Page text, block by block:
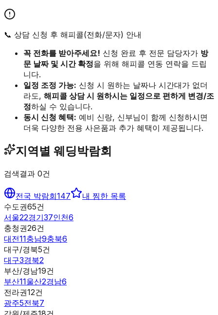
📞 상담 신청 후 해피콜(전화/문자) 안내
꼭 전화를 받아주세요! 신청 완료 후 전문 담당자가 방
문 날짜 및 시간 확정을 위해 해피콜 연동 연락을 드립
니다.
일정 조정 가능: 신청 시 원하는 날짜나 시간대가 없더
라도, 해피콜 상담 시 원하시는 일정으로 편하게 변경/조
정하실 수 있습니다.
동시 신청 혜택: 예비 신랑, 신부님이 함께 신청하시면
더욱 다양한 전용 사은품과 추가 혜택이 제공됩니다.
지역별 웨딩박람회
검색결과 0건
전국 박람회147
내 찜한 목록
수도권65건
서울22경기37인천6
충청권26건
대전11충남9충북6
대구/경북5건
대구3경북2
부산/경남19건
부산11울산2경남6
전라권12건
광주5전북7